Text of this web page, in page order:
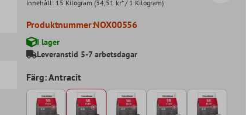
Innehåll: 15 Kilogram (34,51 kr* / 1 Kilogram)
Produktnummer:NOX00556
I lager
Leveranstid 5-7 arbetsdagar
Färg: Antracit